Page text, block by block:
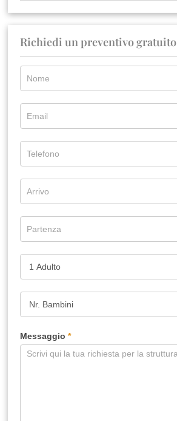
Richiedi un preventivo gratuito
Messaggio*